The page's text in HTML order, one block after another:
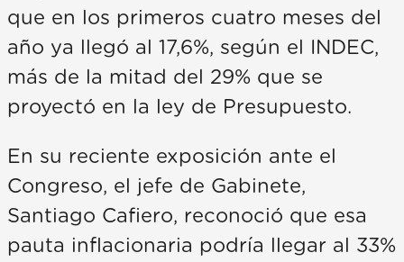
que en los primeros cuatro meses del
año ya llegó al 17,6%, según el INDEC,
más de la mitad del 29% que se
proyectó en la ley de Presupuesto.
En su reciente exposición ante el
Congreso, el jefe de Gabinete,
Santiago Cafiero, reconoció que esa
pauta inflacionaria podría llegar al 33%